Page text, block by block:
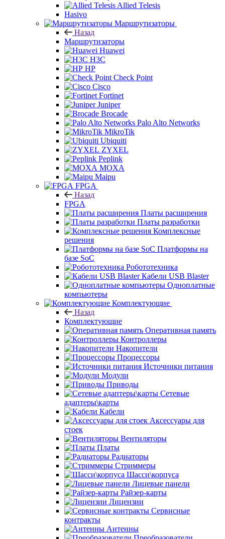
Allied Telesis
Hasivo
Маршрутизаторы
Назад
Маршрутизаторы
Huawei
H3C
HP
Check Point
Cisco
Fortinet
Juniper
Brocade
Palo Alto Networks
MikroTik
Ubiquiti
ZYXEL
Peplink
MOXA
Maipu
FPGA
Назад
FPGA
Платы расширения
Платы разработки
Комплексные
решения
Платформы на
базе SoC
Робототехника
Кабели USB Blaster
Одноплатные
компьютеры
Комплектующие
Назад
Комплектующие
Оперативная память
Контроллеры
Накопители
Процессоры
Источники питания
Модули
Приводы
Сетевые
адаптеры\карты
Кабели
Аксессуары для
стоек
Вентиляторы
Платы
Радиаторы
Стриммеры
Шасси\корпуса
Лицевые панели
Райзер-карты
Лицензии
Сервисные
контракты
Антенны